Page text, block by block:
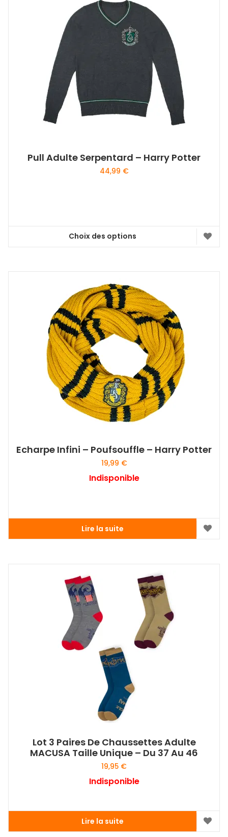
Pull Adulte Serpentard – Harry Potter
44,99 €
Choix des options
Ce
variations.
Les
options
peuvent
être
choisies
la
page
du
produit
Echarpe Infini – Poufsouffle – Harry Potter
19,99 €
Indisponible
Lire la suite
Lot 3 Paires De Chaussettes Adulte
MACUSA Taille Unique – Du 37 Au 46
19,95 €
Indisponible
Lire la suite